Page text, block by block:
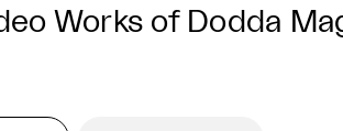
Works of Dodda